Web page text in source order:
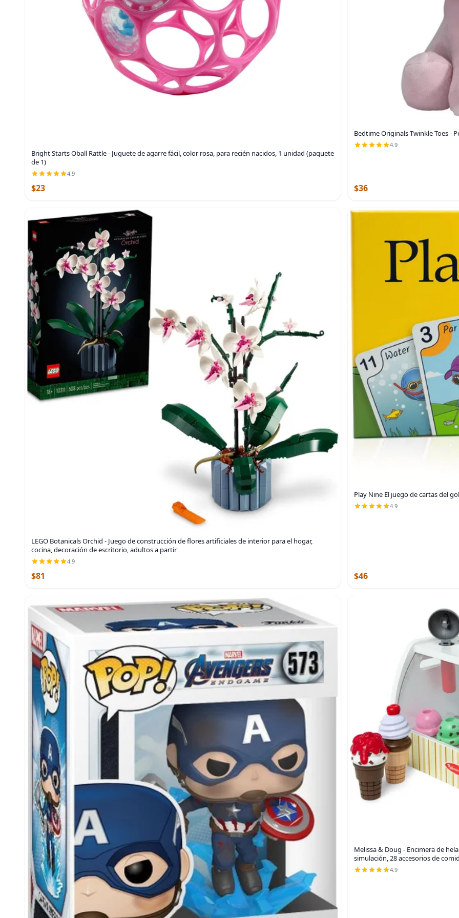
Bright Starts Oball Rattle - Juguete de agarre fácil, color rosa, para recién nacidos, 1 unidad (paquete
de 1)
4.9
$23
Bedtime Originals Twinkle Toes -
4.9
$36
LEGO Botanicals Orchid - Juego de construcción de flores artificiales de interior para el hogar,
cocina, decoración de escritorio, adultos a partir
4.9
$81
Play Nine El juego de cartas del
4.9
$46
Melissa & Doug - Encimera de
simulación, 28 accesorios de
4.9